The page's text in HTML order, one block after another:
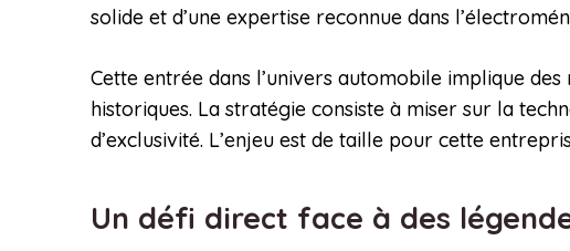
solide et d’une expertise reconnue dans
Cette entrée dans l’univers automobile implique
historiques. La stratégie consiste à miser sur la
d’exclusivité. L’enjeu est de taille pour cette
Un défi direct face à des